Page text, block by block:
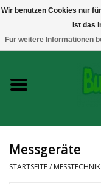
Startseite
Messtechnik
Messgeräte
STARTSEITE/ MESSTECHNIK
Wir benutzen Cookies nur
Ist das
Für weitere Informationen